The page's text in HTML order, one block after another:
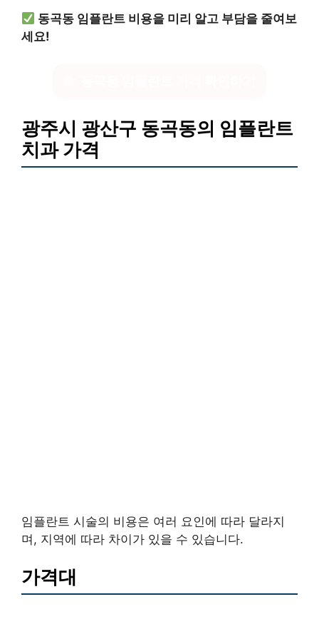
동곡동 임플란트 비용을 미리 알고 부담을 줄여보
세요!
광주시 광산구 동곡동의 임플란트
치과 가격
임플란트 시술의 비용은 여러 요인에 따라 달라지
며, 지역에 따라 차이가 있을 수 있습니다.
가격대